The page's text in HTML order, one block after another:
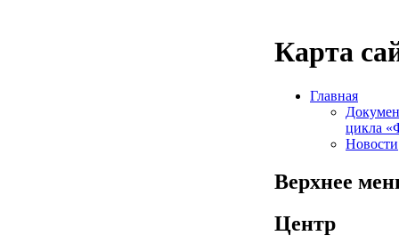
Карта
Главная
цикла
Новости
Верхнее
Центр